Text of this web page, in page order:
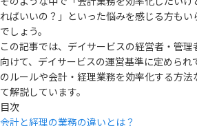
ればいいの？」といった悩みを感じる方もい
でしょう。
この記事では、デイサービスの経営者・管理
向けて、デイサービスの運営基準に定められ
のルールや会計・経理業務を効率化する方法
て解説しています。
目次
会計と経理の業務の違いとは？